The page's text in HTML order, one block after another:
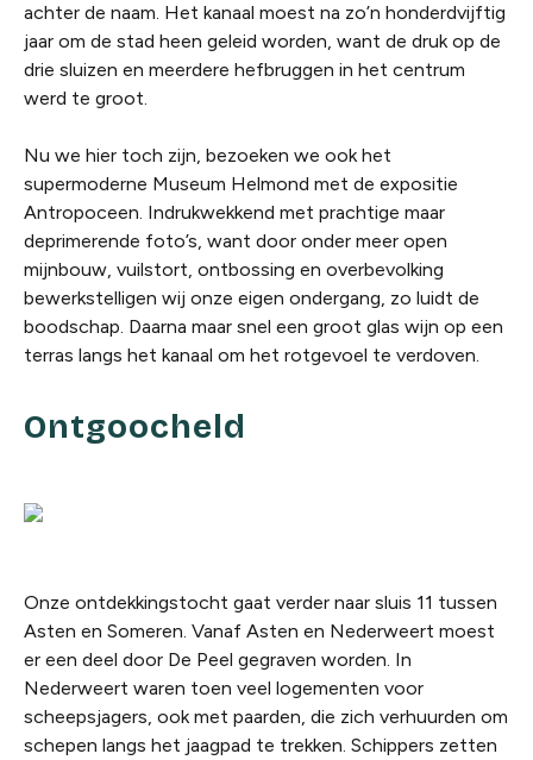
achter de naam. Het kanaal moest na zo’n honderdvijftig
jaar om de stad heen geleid worden, want de druk op de
drie sluizen en meerdere hefbruggen in het centrum
werd te groot.
Nu we hier toch zijn, bezoeken we ook het
supermoderne Museum Helmond met de expositie
Antropoceen. Indrukwekkend met prachtige maar
deprimerende foto’s, want door onder meer open
mijnbouw, vuilstort, ontbossing en overbevolking
bewerkstelligen wij onze eigen ondergang, zo luidt de
boodschap. Daarna maar snel een groot glas wijn op een
terras langs het kanaal om het rotgevoel te verdoven.
Ontgoocheld
Onze ontdekkingstocht gaat verder naar sluis 11 tussen
Asten en Someren. Vanaf Asten en Nederweert moest
er een deel door De Peel gegraven worden. In
Nederweert waren toen veel logementen voor
scheepsjagers, ook met paarden, die zich verhuurden om
schepen langs het jaagpad te trekken. Schippers zetten